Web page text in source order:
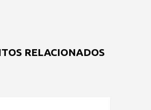
RELACIONADOS